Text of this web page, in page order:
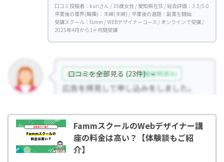
口コミ投稿者：kuriさん / 35歳女性 / 愛知県在住 / 総合評価：3.5/5.0
卒業後の業界(職種)：主婦(主婦) / 卒業後の進路：副業を開始
受講スクール：famm / WEBデザイナーコース / オンラインで受講 /
2025年4月から1ヶ月間受講
口コミを全部見る (23件)
FammスクールのWebデザイナー講
座の料金は高い？【体験談もご紹
介】